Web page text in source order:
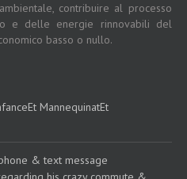
contribuire al processo
e delle energie rinnovabili del
basso o nullo.
MannequinatEt
& text message